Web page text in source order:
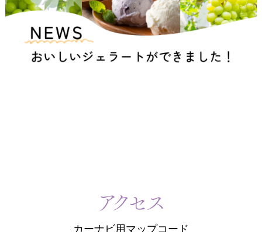
アクセス
カーナビ用マップコード